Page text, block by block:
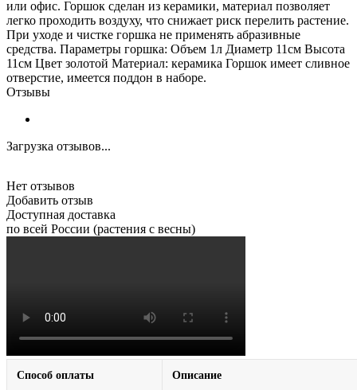
или офис. Горшок сделан из керамики, материал позволяет
легко проходить воздуху, что снижает риск перелить растение.
При уходе и чистке горшка не применять абразивные
средства. Параметры горшка: Объем 1л Диаметр 11см Высота
11см Цвет золотой Материал: керамика Горшок имеет сливное
отверстие, имеется поддон в наборе.
Отзывы
Загрузка отзывов...
Нет отзывов
Добавить отзыв
Доступная доставка
по всей России (растения с весны)
Способ оплаты Описание